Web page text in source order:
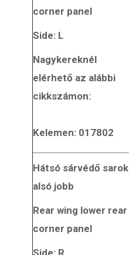
corner panel
Side: L
Nagykereknél
elérhető az alábbi
cikkszámon:
Kelemen: 017802
Hátsó sárvédő sarok
alsó jobb
Rear wing lower rear
corner panel